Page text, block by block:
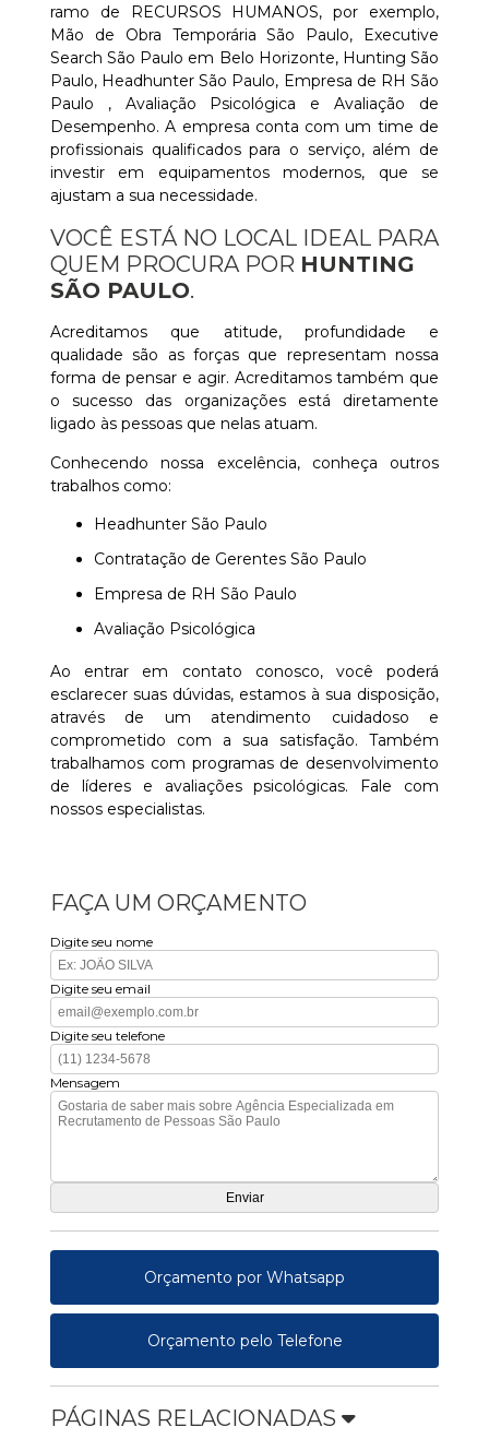
ramo de RECURSOS HUMANOS, por exemplo,
Mão de Obra Temporária São Paulo, Executive
Search São Paulo em Belo Horizonte, Hunting São
Paulo, Headhunter São Paulo, Empresa de RH São
Paulo , Avaliação Psicológica e Avaliação de
Desempenho. A empresa conta com um time de
profissionais qualificados para o serviço, além de
investir em equipamentos modernos, que se
ajustam a sua necessidade.
VOCÊ ESTÁ NO LOCAL IDEAL PARA
QUEM PROCURA POR HUNTING
SÃO PAULO.
Acreditamos que atitude, profundidade e
qualidade são as forças que representam nossa
forma de pensar e agir. Acreditamos também que
o sucesso das organizações está diretamente
ligado às pessoas que nelas atuam.
Conhecendo nossa excelência, conheça outros
trabalhos como:
Headhunter São Paulo
Contratação de Gerentes São Paulo
Empresa de RH São Paulo
Avaliação Psicológica
Ao entrar em contato conosco, você poderá
esclarecer suas dúvidas, estamos à sua disposição,
através de um atendimento cuidadoso e
comprometido com a sua satisfação. Também
trabalhamos com programas de desenvolvimento
de líderes e avaliações psicológicas. Fale com
nossos especialistas.
FAÇA UM ORÇAMENTO
Digite seu nome
Digite seu email
Digite seu telefone
Mensagem
Orçamento por Whatsapp
Orçamento pelo Telefone
PÁGINAS RELACIONADAS